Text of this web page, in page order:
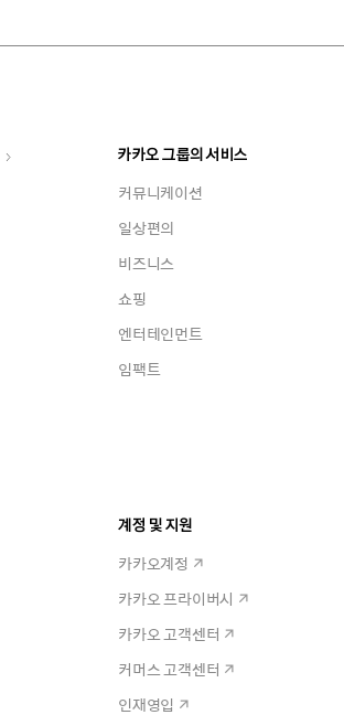
카카오 그룹의 서비스
커뮤니케이션
일상편의
비즈니스
쇼핑
엔터테인먼트
임팩트
계정 및 지원
카카오계정
카카오 프라이버시
카카오 고객센터
커머스 고객센터
인재영입